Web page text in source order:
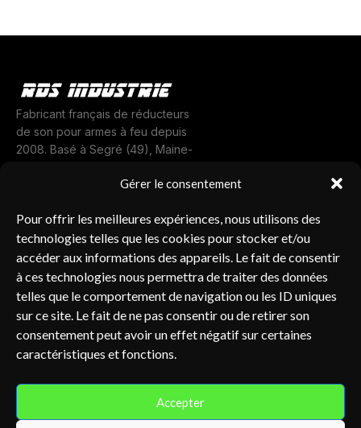
Gérer le consentement
Pour offrir les meilleures expériences, nous utilisons des
technologies telles que les cookies pour stocker et/ou
accéder aux informations des appareils. Le fait de consentir
à ces technologies nous permettra de traiter des données
telles que le comportement de navigation ou les ID uniques
sur ce site. Le fait de ne pas consentir ou de retirer son
consentement peut avoir un effet négatif sur certaines
caractéristiques et fonctions.
Accepter
Fabricant français de réducteurs
de son pour armes à feu depuis
2008. Basé à Segré (49), Maine-
CODIFICATION OTAN MADE IN FRANCE
À propos
Contact
Nos réducteurs de son
Contact
RDS Industrie
BP 10322
49500 Segré, France